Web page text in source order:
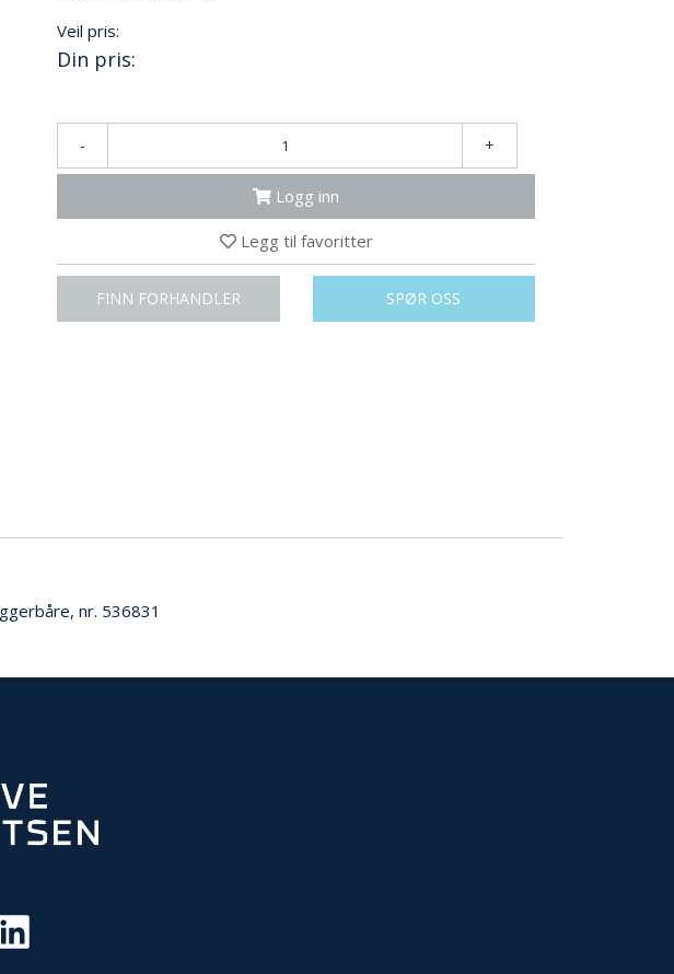
Veil pris:
Din pris:
- +
Logg inn
Legg til favoritter
FINN FORHANDLER SPØR OSS
nr. 536831